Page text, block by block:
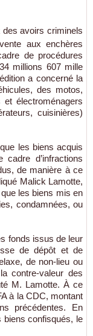
avoirs criminels
aux enchères
de procédures
millions 607 mille
a concerné la
des motos,
électroménagers
cuisinières)
les biens acquis
d’infractions
de manière à ce
Malick Lamotte,
les biens mis en
condamnées, ou
fonds issus de leur
de dépôt et de
de non-lieu ou
contre-valeur des
M. Lamotte. À ce
à la CDC, montant
précédentes. En
biens confisqués, le